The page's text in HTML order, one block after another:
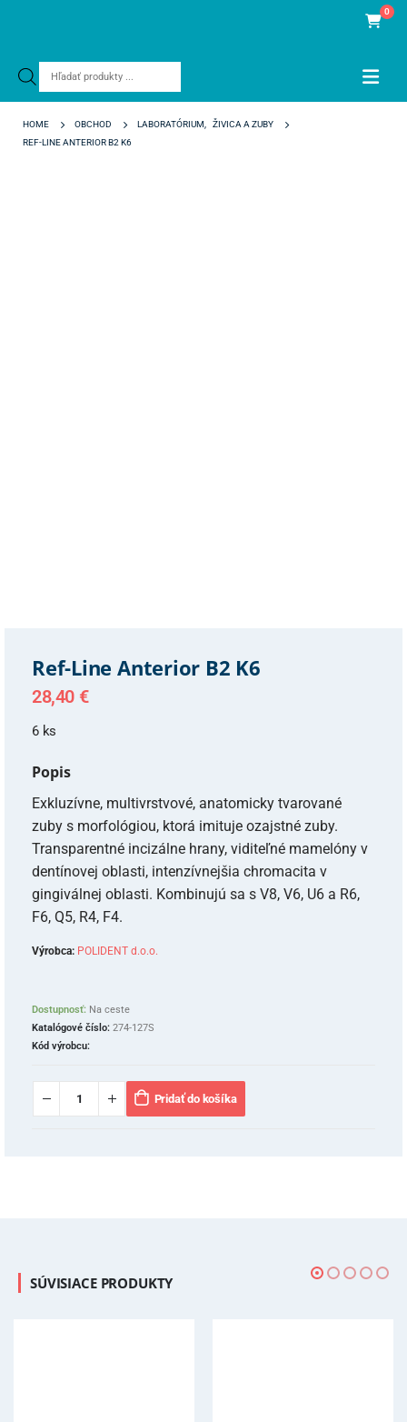
Products
0
HOME OBCHOD LABORATÓRIUM
ŽIVICA A ZUBY
REF-LINE ANTERIOR B2 K6
Ref-Line Anterior B2 K6
28,40 €
6 ks
Popis
Exkluzívne, multivrstvové, anatomicky tvarované
zuby s morfológiou, ktorá imituje ozajstné zuby.
Transparentné incizálne hrany, viditeľné mamelóny v
dentínovej oblasti, intenzívnejšia chromacita v
gingiválnej oblasti. Kombinujú sa s V8, V6, U6 a R6,
F6, Q5, R4, F4.
Výrobca: POLIDENT d.o.o.
Dostupnosť: Na ceste
Katalógové číslo: 274-127S
Kód výrobcu:
Pridať do košíka
SÚVISIACE PRODUKTY